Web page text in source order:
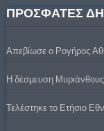
ΠΡΟΣΦΑΤΕΣ
Απεβίωσε ο Ρογήρος
Η δέσμευση
Τελέστηκε το Ετήσιο